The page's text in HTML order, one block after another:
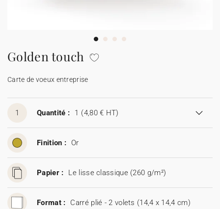
★ Demande d'échantillons
Menus
Présentoirs comptoir
Stickers
Golden touch
Carte de voeux entreprise
1 Quantité : 1 (4,80 € HT)
Finition : Or
Papier : Le lisse classique (260 g/m²)
Format : Carré plié - 2 volets (14,4 x 14,4 cm)